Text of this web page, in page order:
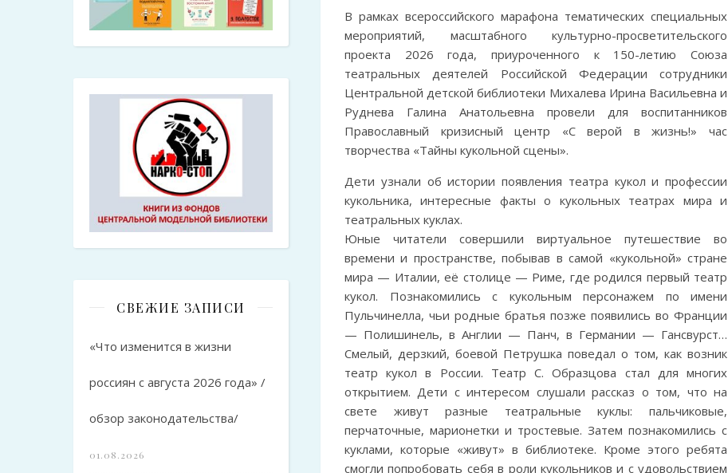
СВЕЖИЕ ЗАПИСИ
«Что изменится в жизни
россиян с августа 2026 года» /
обзор законодательства/
01.08.2026
В рамках всероссийского марафона тематических специальных
мероприятий, масштабного культурно-просветительского
проекта 2026 года, приуроченного к 150-летию Союза
театральных деятелей Российской Федерации сотрудники
Центральной детской библиотеки Михалева Ирина Васильевна и
Руднева Галина Анатольевна провели для воспитанников
Православный кризисный центр «С верой в жизнь!» час
творчества «Тайны кукольной сцены».
Дети узнали об истории появления театра кукол и профессии
кукольника, интересные факты о кукольных театрах мира и
театральных куклах.
Юные читатели совершили виртуальное путешествие во
времени и пространстве, побывав в самой «кукольной» стране
мира — Италии, её столице — Риме, где родился первый театр
кукол. Познакомились с кукольным персонажем по имени
Пульчинелла, чьи родные братья позже появились во Франции
— Полишинель, в Англии — Панч, в Германии — Гансвурст…
Смелый, дерзкий, боевой Петрушка поведал о том, как возник
театр кукол в России. Театр С. Образцова стал для многих
открытием. Дети с интересом слушали рассказ о том, что на
свете живут разные театральные куклы: пальчиковые,
перчаточные, марионетки и тростевые. Затем познакомились с
куклами, которые «живут» в библиотеке. Кроме этого ребята
смогли попробовать себя в роли кукольников и с удовольствием